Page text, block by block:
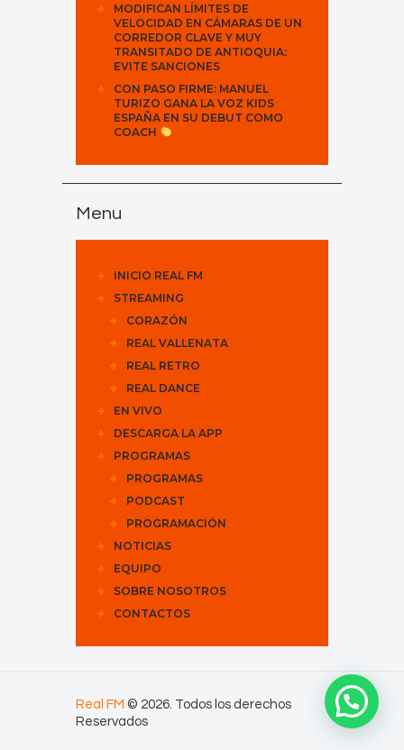
MODIFICAN LÍMITES DE
VELOCIDAD EN CÁMARAS DE UN
CORREDOR CLAVE Y MUY
TRANSITADO DE ANTIOQUIA:
EVITE SANCIONES
CON PASO FIRME: MANUEL
TURIZO GANA LA VOZ KIDS
ESPAÑA EN SU DEBUT COMO
COACH
Menu
INICIO REAL FM
STREAMING
CORAZÓN
REAL VALLENATA
REAL RETRO
REAL DANCE
EN VIVO
DESCARGA LA APP
PROGRAMAS
PROGRAMAS
PODCAST
PROGRAMACIÓN
NOTICIAS
EQUIPO
SOBRE NOSOTROS
CONTACTOS
Real FM © 2026. Todos los derechos
Reservados